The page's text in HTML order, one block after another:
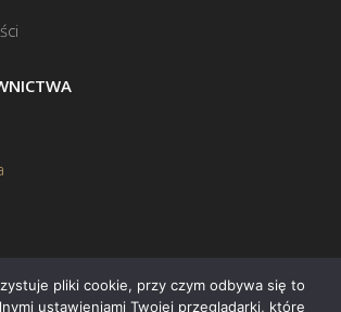
pliki cookie, przy czym odbywa się to
ustawieniami Twojej przeglądarki, które